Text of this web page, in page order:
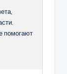
помогают